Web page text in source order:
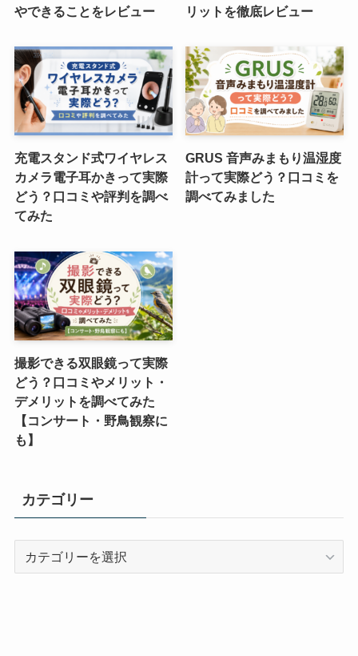
やできることをレビュー
リットを徹底レビュー
充電スタンド式ワイヤレス
カメラ電子耳かきって実際
どう？口コミや評判を調べ
てみた
GRUS 音声みまもり温湿度
計って実際どう？口コミを
調べてみました
撮影できる双眼鏡って実際
どう？口コミやメリット・
デメリットを調べてみた
【コンサート・野鳥観察に
も】
カテゴリー